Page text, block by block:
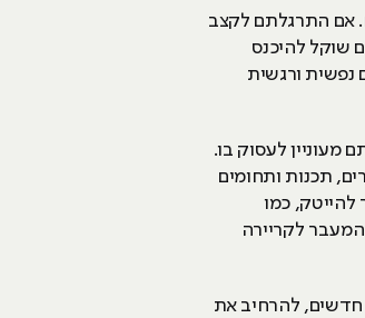
אם התרגלתם לקצב
שוקל להיכנס
נפשית ורגשית
לעסוק בו.
תכנות ותחומים
להייטק, כמו
המעבר לקריירה
חדשים, להרחיב את